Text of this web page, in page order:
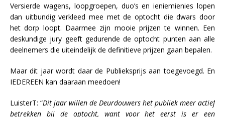
Versierde wagens, loopgroepen, duo’s en ieniemienies lopen
dan uitbundig verkleed mee met de optocht die dwars door
het dorp loopt. Daarmee zijn mooie prijzen te winnen. Een
deskundige jury geeft gedurende de optocht punten aan alle
deelnemers die uiteindelijk de definitieve prijzen gaan bepalen.
Maar dit jaar wordt daar de Publieksprijs aan toegevoegd. En
IEDEREEN kan daaraan meedoen!
LuisterT: “Dit jaar willen de Deurdouwers het publiek meer actief
betrekken bij de optocht, want voor het eerst is er een